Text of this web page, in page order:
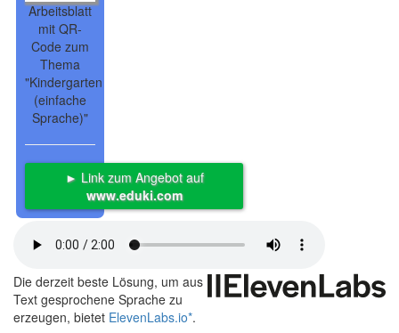
Arbeitsblatt
mit QR-
Code zum
Thema
"Kindergarten
(einfache
Sprache)"
► Link zum Angebot auf
www.eduki.com
Die derzeit beste Lösung, um aus
Text gesprochene Sprache zu
erzeugen, bietet ElevenLabs.io*.